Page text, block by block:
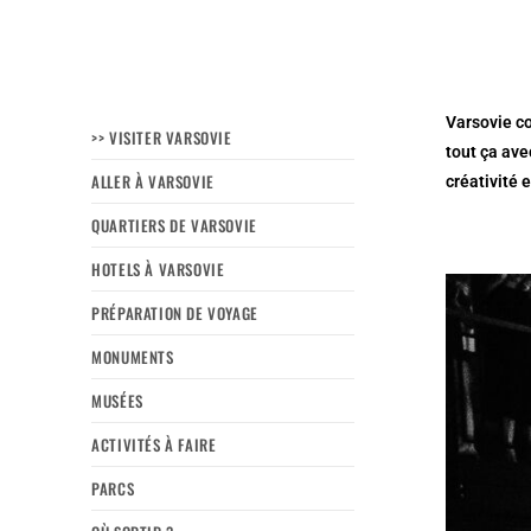
Varsovie
tout ça
créativité
>> VISITER VARSOVIE
ALLER À VARSOVIE
QUARTIERS DE VARSOVIE
HOTELS À VARSOVIE
PRÉPARATION DE VOYAGE
MONUMENTS
MUSÉES
ACTIVITÉS À FAIRE
PARCS